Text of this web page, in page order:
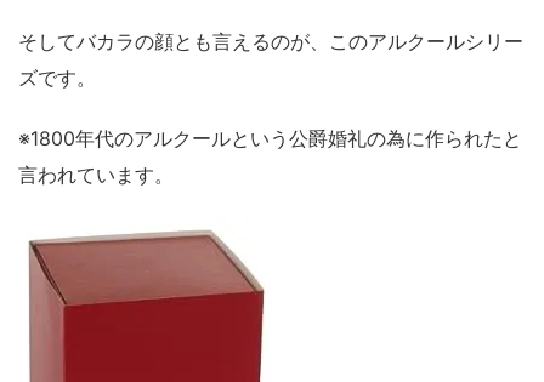
そしてバカラの顔とも言えるのが、このアルクールシリー
ズです。
※1800年代のアルクールという公爵婚礼の為に作られたと
言われています。